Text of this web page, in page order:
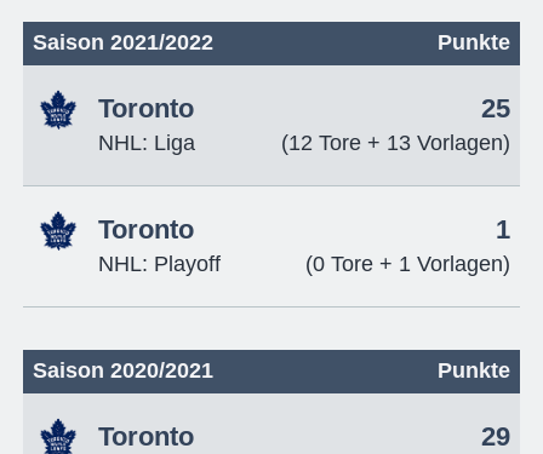
Saison 2021/2022 Punkte
Toronto
NHL: Liga
25
(12 Tore + 13 Vorlagen)
Toronto
NHL: Playoff
1
(0 Tore + 1 Vorlagen)
Saison 2020/2021 Punkte
Toronto 29